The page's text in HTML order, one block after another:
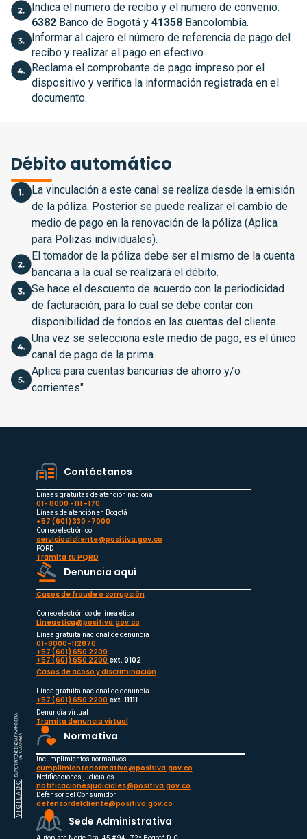
Indica el numero de recibo y el numero de convenio:
6382 Banco de Bogotá y 41358 Bancolombia.
Informar al cajero el número de referencia de pago del
recibo y realizar el pago en efectivo
Reclama el comprobante de pago impreso por el
dispositivo y verifica la información registrada en el
documento.
Débito automático
La vinculación a este canal se realiza desde la emisión
de la póliza. Posterior se puede realizar el cambio de
medio de pago en la renovación de la póliza (Aplica
para Polizas individuales).
El tomador de la póliza debe ser el mismo de la cuenta
bancaria a la cual se realizará el débito.
Se hace el descuento de acuerdo con la periodicidad
de facturación, para lo cual se debe contar con
disponibilidad de fondos en las cuentas del cliente.
Una vez se selecciona este medio de pago, es el único
canal de pago de la prima.
Aplica para cuentas bancarias de ahorro y/o
corrientes".
Contáctanos
Líneas gratuitas de atención nacional
01- 8000 -111 -170
Líneas de atención en Bogotá
+57 (601) 330 -7000
Correo electrónico
servicioalcliente@positiva.gov.co
PQRD
Tramita tu PQRD
Denuncia aquí
Casos de fraude o corrupción
Correo electrónico de línea ética
Lineaetica@positiva.gov.co
Línea gratuita nacional de denuncia
01-8000-112870
+57 (601) 650 2209
+57 (601) 650 2200 ext. 9102
Casos de acoso y discriminación
Línea gratuita nacional de denuncia
+57 (601) 650 2200 ext. 11111
Denuncia virtual
Tramita denuncia virtual
Normativa
Incumplimientos normativos
cumplimientonormativo@positiva.gov.co
Notificaciones judiciales
notificacionesjudiciales@positiva.gov.co
Defensor del Consumidor
defensordelcliente@positiva.gov.co
Sede Administrativa